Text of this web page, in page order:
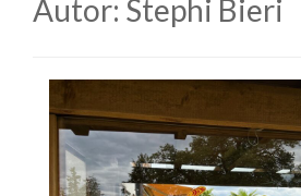
Autor: Stephi Bieri